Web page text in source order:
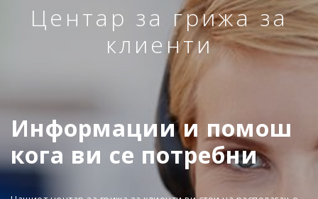
Центар за грижа за
клиенти
Информации и помош
кога ви се потребни